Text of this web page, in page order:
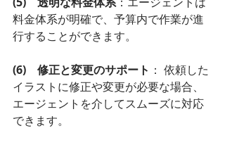
料金体系が明確で、予算内で作業が進
行することができます。
(6)　修正と変更のサポート ： 依頼した
イラストに修正や変更が必要な場合、
エージェントを介してスムーズに対応
できます。